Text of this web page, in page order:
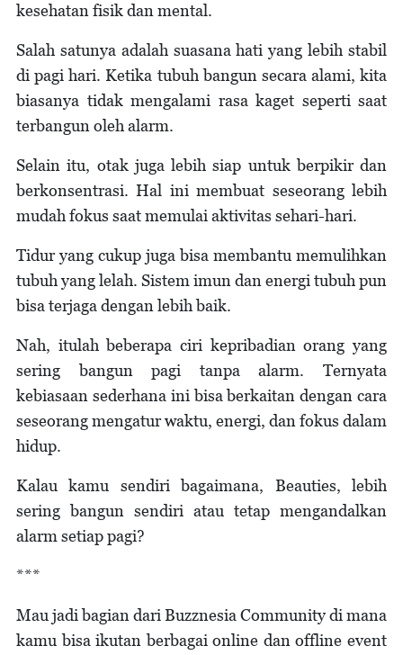
kesehatan fisik dan mental.
Salah satunya adalah suasana hati yang lebih stabil
di pagi hari. Ketika tubuh bangun secara alami, kita
biasanya tidak mengalami rasa kaget seperti saat
terbangun oleh alarm.
Selain itu, otak juga lebih siap untuk berpikir dan
berkonsentrasi. Hal ini membuat seseorang lebih
mudah fokus saat memulai aktivitas sehari-hari.
Tidur yang cukup juga bisa membantu memulihkan
tubuh yang lelah. Sistem imun dan energi tubuh pun
bisa terjaga dengan lebih baik.
Nah, itulah beberapa ciri kepribadian orang yang
sering bangun pagi tanpa alarm. Ternyata
kebiasaan sederhana ini bisa berkaitan dengan cara
seseorang mengatur waktu, energi, dan fokus dalam
hidup.
Kalau kamu sendiri bagaimana, Beauties, lebih
sering bangun sendiri atau tetap mengandalkan
alarm setiap pagi?
***
Mau jadi bagian dari Buzznesia Community di mana
kamu bisa ikutan berbagai online dan offline event